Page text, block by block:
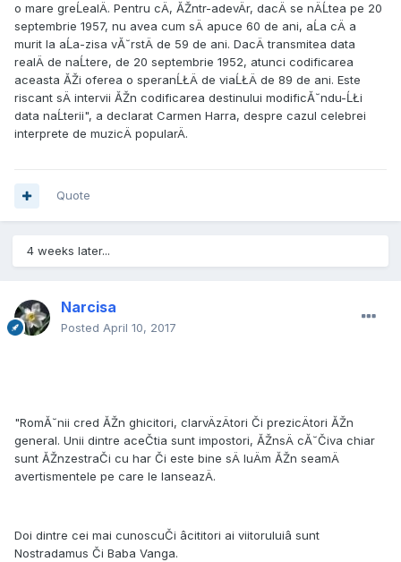
o mare greĹealÄ. Pentru cÄ, ĂŽntr-adevÄr, dacÄ se nÄĹtea pe 20
septembrie 1957, nu avea cum sÄ apuce 60 de ani, aĹa cÄ a
murit la aĹa-zisa vĂ˘rstÄ de 59 de ani. DacÄ transmitea data
realÄ de naĹtere, de 20 septembrie 1952, atunci codificarea
aceasta ĂŽi oferea o speranĹŁÄ de viaĹŁÄ de 89 de ani. Este
riscant sÄ intervii ĂŽn codificarea destinului modificĂ˘ndu-ĹŁi
data naĹterii", a declarat Carmen Harra, despre cazul celebrei
interprete de muzicÄ popularÄ.
Quote
4 weeks later...
Narcisa
Posted April 10, 2017
"RomĂ˘nii cred ĂŽn ghicitori, clarvÄzÄtori Či prezicÄtori ĂŽn
general. Unii dintre aceČtia sunt impostori, ĂŽnsÄ cĂ˘Čiva chiar
sunt ĂŽnzestraČi cu har Či este bine sÄ luÄm ĂŽn seamÄ
avertismentele pe care le lanseazÄ.
Doi dintre cei mai cunoscuČi âcititori ai viitoruluiâ sunt
Nostradamus Či Baba Vanga.